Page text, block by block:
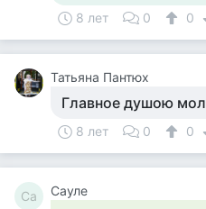
8 лет 0 0
Татьяна Пантюх
Главное душою
8 лет 0 0
Са Сауле